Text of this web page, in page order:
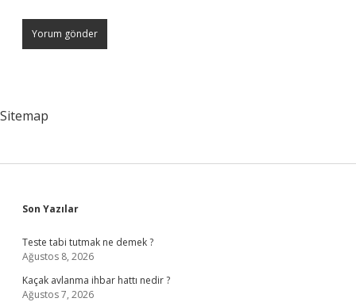
Sitemap
Sidebar
Son Yazılar
Teste tabi tutmak ne demek ?
Ağustos 8, 2026
Kaçak avlanma ihbar hattı nedir ?
Ağustos 7, 2026